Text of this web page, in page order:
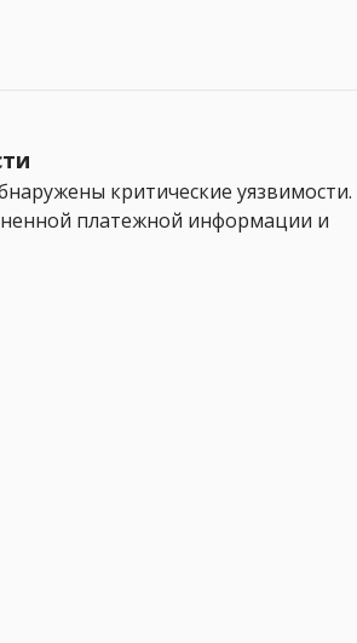
критические уязвимости.
платежной информации и